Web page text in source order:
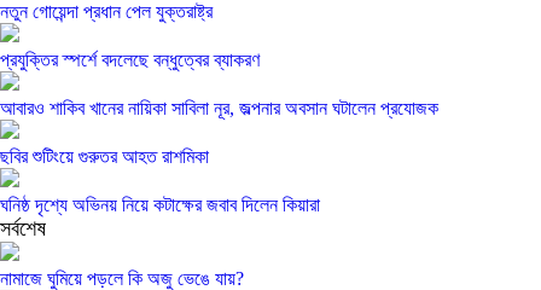
নতুন গোয়েন্দা প্রধান পেল যুক্তরাষ্ট্র
প্রযুক্তির স্পর্শে বদলেছে বন্ধুত্বের ব্যাকরণ
আবারও শাকিব খানের নায়িকা সাবিলা নূর, জল্পনার অবসান ঘটালেন প্রযোজক
ছবির শুটিংয়ে গুরুতর আহত রাশমিকা
ঘনিষ্ঠ দৃশ্যে অভিনয় নিয়ে কটাক্ষের জবাব দিলেন কিয়ারা
সর্বশেষ
নামাজে ঘুমিয়ে পড়লে কি অজু ভেঙে যায়?